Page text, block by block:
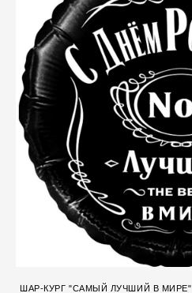
ШАР-КУРГ "САМЫЙ ЛУЧШИЙ В МИРЕ"